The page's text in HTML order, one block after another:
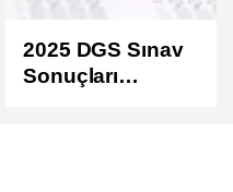
2025 DGS Sınav
Sonuçları